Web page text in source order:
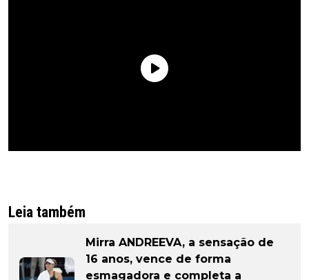
Leia também
Mirra ANDREEVA, a sensação de
16 anos, vence de forma
esmagadora e completa a